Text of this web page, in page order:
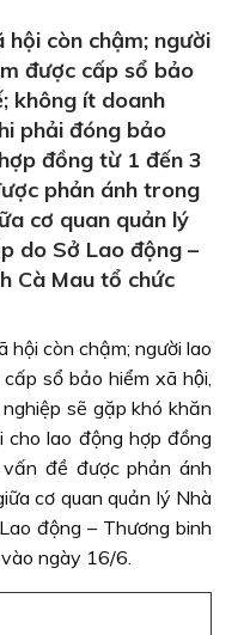
còn chậm; người
được cấp sổ bảo
không ít doanh
phải đóng bảo
đồng từ 1 đến 3
phản ánh trong
cơ quan quản lý
do Sở Lao động –
Cà Mau tổ chức
hội còn chậm; người lao
sổ bảo hiểm xã hội,
sẽ gặp khó khăn
cho lao động hợp đồng
đề được phản ánh
cơ quan quản lý Nhà
động – Thương binh
ngày 16/6.